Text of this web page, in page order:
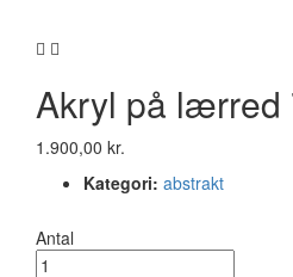
Akryl på lærred
1.900,00 kr.
Kategori: abstrakt
Antal